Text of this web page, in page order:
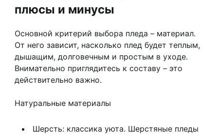
плюсы и минусы
Основной критерий выбора пледа – материал.
От него зависит, насколько плед будет теплым,
дышащим, долговечным и простым в уходе.
Внимательно приглядитесь к составу – это
действительно важно.
Натуральные материалы
Шерсть: классика уюта. Шерстяные пледы